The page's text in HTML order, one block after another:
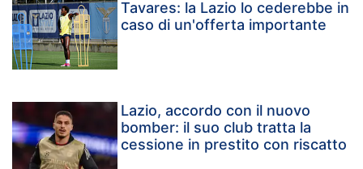
Tavares: la Lazio lo cederebbe in
caso di un'offerta importante
Lazio, accordo con il nuovo
bomber: il suo club tratta la
cessione in prestito con riscatto